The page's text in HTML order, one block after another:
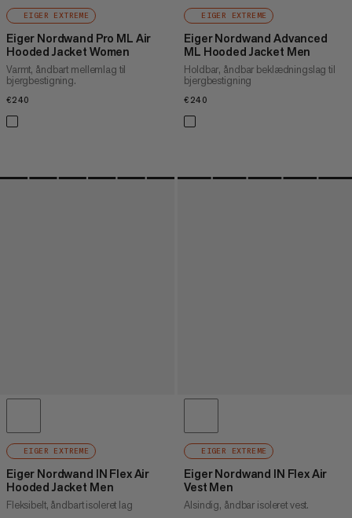
EIGER EXTREME
Eiger Nordwand Pro ML Air
Hooded Jacket Women
Varmt, åndbart mellemlag til
bjergbestigning.
€240
EIGER EXTREME
Eiger Nordwand Advanced
ML Hooded Jacket Men
Holdbar, åndbar beklædningslag til
bjergbestigning
€240
EIGER EXTREME
Eiger Nordwand IN Flex Air
Hooded Jacket Men
Fleksibelt, åndbart isoleret lag
EIGER EXTREME
Eiger Nordwand IN Flex Air
Vest Men
Alsindig, åndbar isoleret vest.